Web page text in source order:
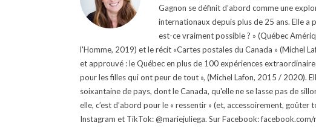
Gagnon se définit d’abord comme une
internationaux depuis plus de 25 ans. Elle a
est-ce vraiment possible ? » (Québec
l'Homme, 2019) et le récit «Cartes postales du Canada » (Michel
et approuvé : le Québec en plus de 100 expériences
pour les filles qui ont peur de tout », (Michel Lafon, 2015 / 2020).
soixantaine de pays, dont le Canada, qu'elle ne se lasse pas de
elle, c’est d’abord pour le « ressentir » (et, accessoirement,
Instagram et TikTok: @mariejuliega. Sur Facebook: